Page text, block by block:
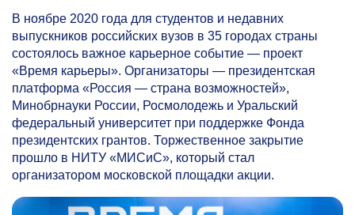
В ноябре 2020 года для студентов и недавних
выпускников российских вузов в 35 городах страны
состоялось важное карьерное событие — проект
«Время карьеры». Организаторы — президентская
платформа «Россия — страна возможностей»,
Минобрнауки России, Росмолодежь и Уральский
федеральный университет при поддержке Фонда
президентских грантов. Торжественное закрытие
прошло в НИТУ «МИСиС», который стал
организатором московской площадки акции.